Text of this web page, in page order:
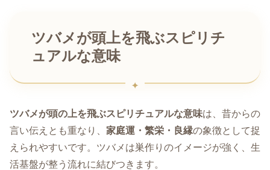
ツバメが頭上を飛ぶスピリチ
ュアルな意味
ツバメが頭の上を飛ぶスピリチュアルな意味は、昔からの
言い伝えとも重なり、 家庭運・繁栄・良縁の象徴として捉
えられやすいです。ツバメは巣作りのイメージが強く、生
活基盤が整う流れに結びつきます。